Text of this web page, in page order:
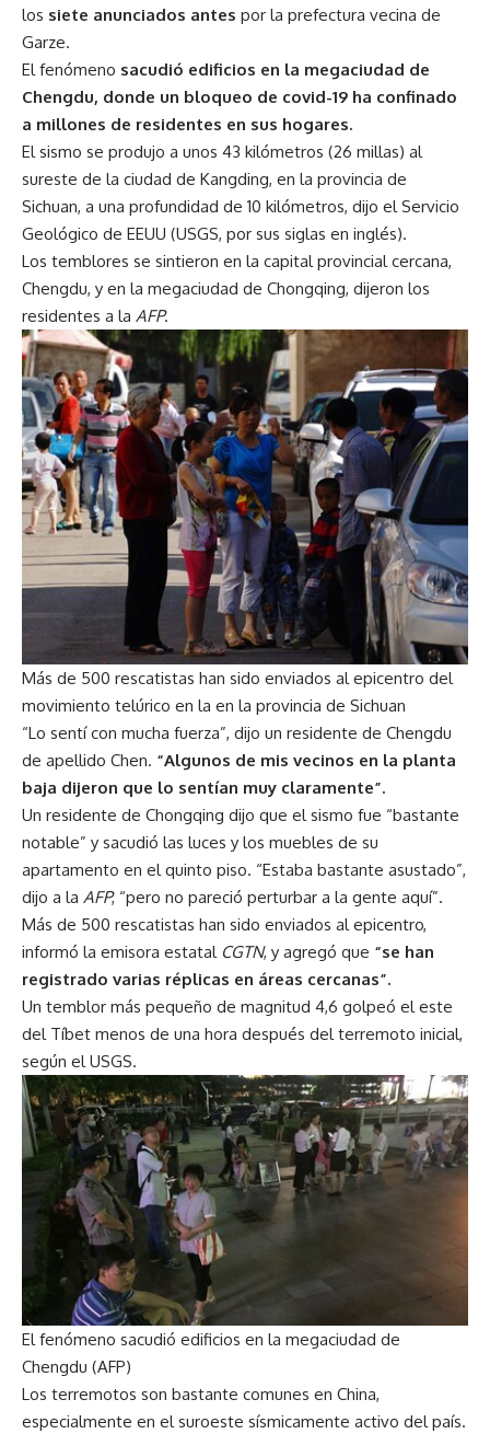
los siete anunciados antes por la prefectura vecina de
Garze.
El fenómeno sacudió edificios en la megaciudad de
Chengdu, donde un bloqueo de covid-19 ha confinado
a millones de residentes en sus hogares.
El sismo se produjo a unos 43 kilómetros (26 millas) al
sureste de la ciudad de Kangding, en la provincia de
Sichuan, a una profundidad de 10 kilómetros, dijo el Servicio
Geológico de EEUU (USGS, por sus siglas en inglés).
Los temblores se sintieron en la capital provincial cercana,
Chengdu, y en la megaciudad de Chongqing, dijeron los
residentes a la AFP.
Más de 500 rescatistas han sido enviados al epicentro del
movimiento telúrico en la en la provincia de Sichuan
“Lo sentí con mucha fuerza”, dijo un residente de Chengdu
de apellido Chen. “Algunos de mis vecinos en la planta
baja dijeron que lo sentían muy claramente”.
Un residente de Chongqing dijo que el sismo fue “bastante
notable” y sacudió las luces y los muebles de su
apartamento en el quinto piso. “Estaba bastante asustado”,
dijo a la AFP, “pero no pareció perturbar a la gente aquí”.
Más de 500 rescatistas han sido enviados al epicentro,
informó la emisora estatal CGTN, y agregó que “se han
registrado varias réplicas en áreas cercanas”.
Un temblor más pequeño de magnitud 4,6 golpeó el este
del Tíbet menos de una hora después del terremoto inicial,
según el USGS.
El fenómeno sacudió edificios en la megaciudad de
Chengdu (AFP)
Los terremotos son bastante comunes en China,
especialmente en el suroeste sísmicamente activo del país.